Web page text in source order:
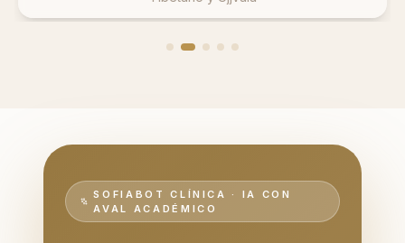
SOFIABOT CLÍNICA · IA CON
AVAL ACADÉMICO